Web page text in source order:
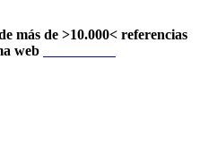
más de >10.000< referencias
web